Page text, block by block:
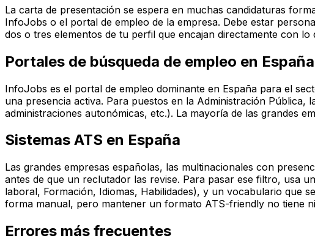
La carta de presentación se espera en muchas candidaturas
InfoJobs o el portal de empleo de la empresa. Debe estar
dos o tres elementos de tu perfil que encajan directamente con
Portales de búsqueda de empleo en España
InfoJobs es el portal de empleo dominante en España para el
una presencia activa. Para puestos en la Administración Pública,
administraciones autonómicas, etc.). La mayoría de las grandes
Sistemas ATS en España
Las grandes empresas españolas, las multinacionales con
antes de que un reclutador las revise. Para pasar ese filtro, usa
laboral, Formación, Idiomas, Habilidades), y un vocabulario que
forma manual, pero mantener un formato ATS-friendly no tiene
Errores más frecuentes